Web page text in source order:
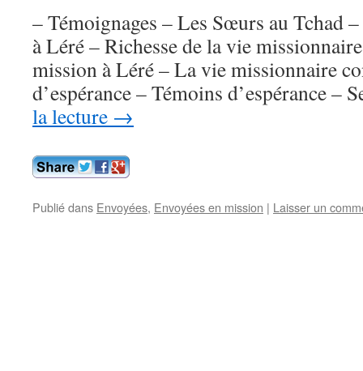
– Témoignages – Les Sœurs au Tchad
à Léré – Richesse de la vie
mission à Léré – La vie missionnaire
d’espérance – Témoins d’espérance –
la lecture →
Publié dans Envoyées, Envoyées en mission | Laisser un